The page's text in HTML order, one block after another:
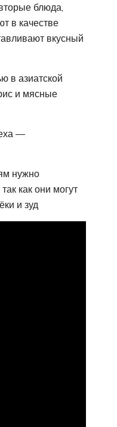
блюда,
в качестве
вкусный
в азиатской
и мясные
—
нужно
как они могут
и зуд